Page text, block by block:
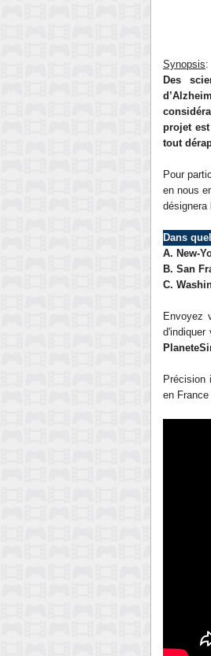
Synopsis:
Des
projet
tout
Pour
en nous
désignera
Dans
A. New-
B. San
C.
Envoyez
d'indiquer
Précision
en